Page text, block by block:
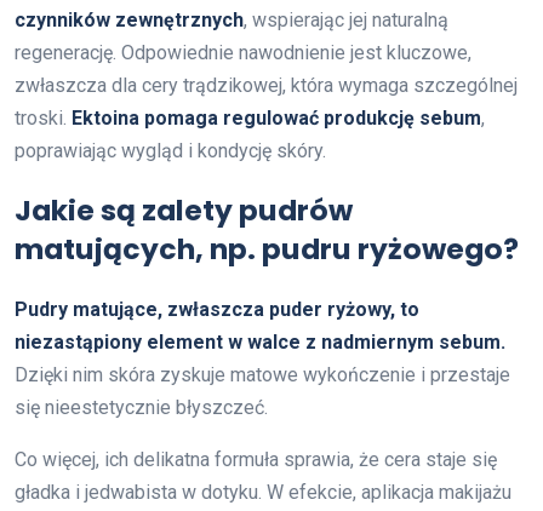
czynników zewnętrznych, wspierając jej naturalną
regenerację. Odpowiednie nawodnienie jest kluczowe,
zwłaszcza dla cery trądzikowej, która wymaga szczególnej
troski. Ektoina pomaga regulować produkcję sebum,
poprawiając wygląd i kondycję skóry.
Jakie są zalety pudrów
matujących, np. pudru ryżowego?
Pudry matujące, zwłaszcza puder ryżowy, to
niezastąpiony element w walce z nadmiernym sebum.
Dzięki nim skóra zyskuje matowe wykończenie i przestaje
się nieestetycznie błyszczeć.
Co więcej, ich delikatna formuła sprawia, że cera staje się
gładka i jedwabista w dotyku. W efekcie, aplikacja makijażu